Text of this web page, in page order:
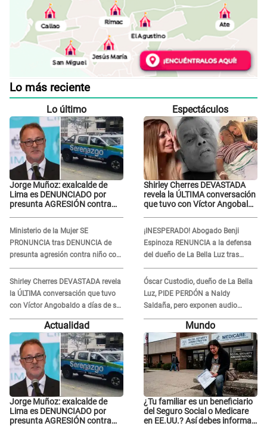
Lo más reciente
Lo último
Jorge Muñoz: exalcalde de
Lima es DENUNCIADO por
presunta AGRESIÓN contra
Ministerio de la Mujer SE
PRONUNCIA tras DENUNCIA de
presunta agresión contra niño con
autismo en Surco
Shirley Cherres DEVASTADA revela
la ÚLTIMA conversación que tuvo
con Víctor Angobaldo a días de su
inesperada partida: "Hace dos
Espectáculos
Shirley Cherres DEVASTADA
revela la ÚLTIMA conversación
que tuvo con Víctor Angobaldo
¡INESPERADO! Abogado Benji
Espinoza RENUNCIA a la defensa
del dueño de La Bella Luz tras
difusión de POLÉMICO audio:
"Nada que defender"
Óscar Custodio, dueño de La Bella
Luz, PIDE PERDÓN a Naldy
Saldaña, pero exponen audio
donde le reclama por VIDEOS: "No
hay necesidad de grabar"
Actualidad
Jorge Muñoz: exalcalde de
Lima es DENUNCIADO por
presunta AGRESIÓN contra
Mundo
¿Tu familiar es un beneficiario
del Seguro Social o Medicare
en EE.UU.? Así debes informar